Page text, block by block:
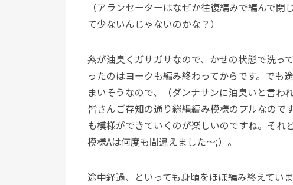
（アランセーターはなぜか往復編みで編んで
て少ないんじゃないのかな？）
糸が油臭くガサガサなので、かせの状態で洗っ
ったのはヨークも編み終わってからです。でも
まいそうなので、（ダンナサンに油臭いと言わ
皆さんご存知の通り総縄編み模様のプルなので
も模様ができていくのが楽しいのですね。そ
模様Aは何度も間違えました～;）。
途中経過、といっても身頃をほぼ編み終えてい